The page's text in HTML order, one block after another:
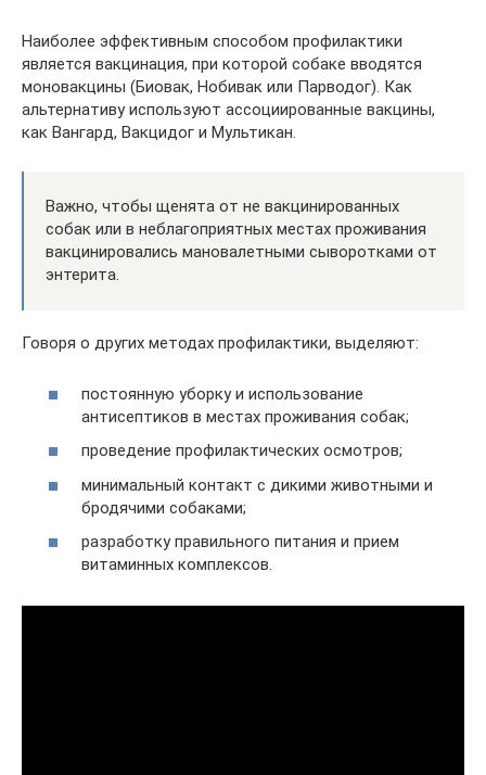
Наиболее эффективным способом профилактики
является вакцинация, при которой собаке вводятся
моновакцины (Биовак, Нобивак или Парводог). Как
альтернативу используют ассоциированные вакцины,
как Вангард, Вакцидог и Мультикан.
Важно, чтобы щенята от не вакцинированных
собак или в неблагоприятных местах проживания
вакцинировались мановалетными сыворотками от
энтерита.
Говоря о других методах профилактики, выделяют:
постоянную уборку и использование
антисептиков в местах проживания собак;
проведение профилактических осмотров;
минимальный контакт с дикими животными и
бродячими собаками;
разработку правильного питания и прием
витаминных комплексов.